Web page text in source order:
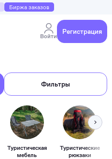
Биржа заказов
Войти
Регистрация
Фильтры
Туристическая
мебель
Туристические
рюкзаки